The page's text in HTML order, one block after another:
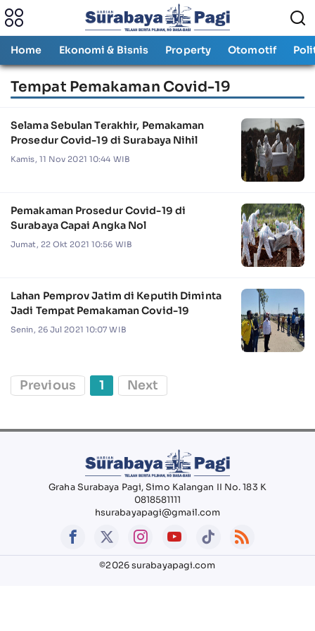
Home Ekonomi & Bisnis Property Otomotif
Tempat Pemakaman Covid-19
Selama Sebulan Terakhir, Pemakaman
Prosedur Covid-19 di Surabaya Nihil
Kamis, 11 Nov 2021 10:44 WIB
Pemakaman Prosedur Covid-19 di
Surabaya Capai Angka Nol
Jumat, 22 Okt 2021 10:56 WIB
Lahan Pemprov Jatim di Keputih Diminta
Jadi Tempat Pemakaman Covid-19
Senin, 26 Jul 2021 10:07 WIB
Previous 1 Next
Graha Surabaya Pagi, Simo Kalangan II No. 183 K
0818581111
hsurabayapagi@gmail.com
©2026 surabayapagi.com